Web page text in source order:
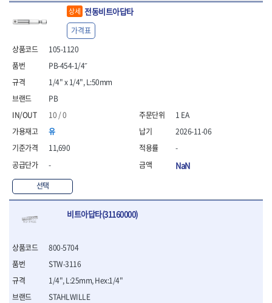
- 방폭아답타
- 방폭T렌치
- 방폭드라이버
- 방폭펀치
- 볼트커터
- 핸드볼트커터
- 항공가위
- 클램프
- 망치
- 빠루망치
- 볼핀망치
- 함마망치
- 도끼
- 망치헤드
- 판금망치
- 고무망치
- 핀펀치
- 센타펀치
- 평치즐
상세 전동비트아답타
105-1120
PB
10 / 0
유
11,690
-
선택
PB-454-1/4˝
1/4" x 1/4", L:50mm
가격표
1 EA
2026-11-06
-
NaN
비트아답타(31160000)
800-5704
STAHLWILLE
STW-3116
1/4", L:25mm, Hex:1/4"